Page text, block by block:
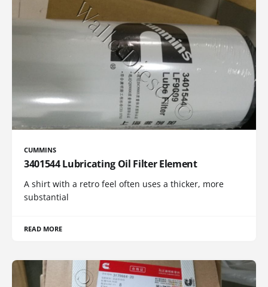
CUMMINS
3401544 Lubricating Oil Filter Element
A shirt with a retro feel often uses a thicker, more
substantial
READ MORE